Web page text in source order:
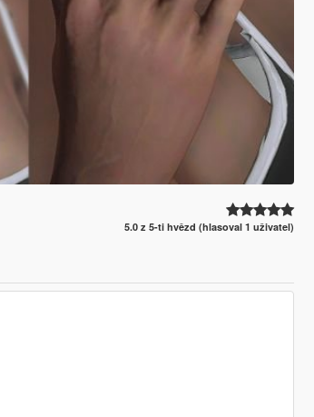
5.0 z 5-ti hvězd (hlasoval 1 uživatel)